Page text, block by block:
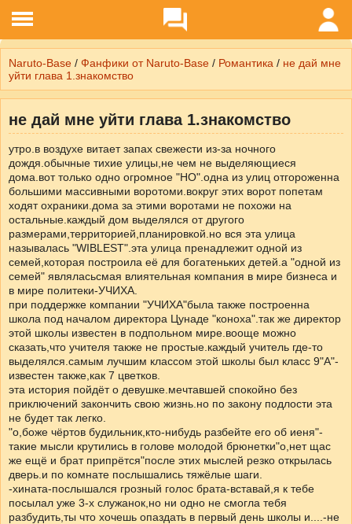
Naruto-Base / Фанфики от Naruto-Base / Романтика / не дай мне
уйти глава 1.знакомство
не дай мне уйти глава 1.знакомство
утро.в воздухе витает запах свежести из-за ночного
дождя.обычные тихие улицы,не чем не выделяющиеся
дома.вот только одно огромное "НО".одна из улиц отгороженна
большими массивными воротоми.вокруг этих ворот попетам
ходят охраники.дома за этими воротами не похожи на
остальные.каждый дом выделялся от другого
размерами,территорией,планировкой.но вся эта улица
называлась "WIBLEST".эта улица пренадлежит одной из
семей,которая построила её для богатеньких детей.а "одной из
семей" являласьсмая влиятельная компания в мире бизнеса и
в мире политеки-УЧИХА.
при поддержке компании "УЧИХА"была также построенна
школа под началом директора Цунаде "коноха".так же директор
этой школы известен в подпольном мире.вооще можно
сказать,что учителя также не простые.каждый учитель где-то
выделялся.самым лучшим классом этой школы был класс 9"А"-
известен также,как 7 цветков.
эта история пойдёт о девушке.мечтавшей спокойно без
приключений закончить свою жизнь.но по закону подлости эта
не будет так легко.
"о,боже чёртов будильник,кто-нибудь разбейте его об иеня"-
такие мысли крутились в голове молодой брюнетки"о,нет щас
же ещё и брат припрётся"после этих мыслей резко открылась
дверь.и по комнате послышались тяжёлые шаги.
-хината-послышался грозный голос брата-вставай,я к тебе
посылал уже 3-х служанок,но ни одно не смогла тебя
разбудить,ты что хочешь опаздать в первый день школы и....-не